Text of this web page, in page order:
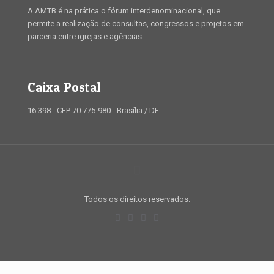
A AMTB é na prática o fórum interdenominacional, que
permite a realização de consultas, congressos e projetos em
parceria entre igrejas e agências.
Caixa Postal
16.398 - CEP 70.775-980 - Brasília / DF
Todos os direitos reservados.